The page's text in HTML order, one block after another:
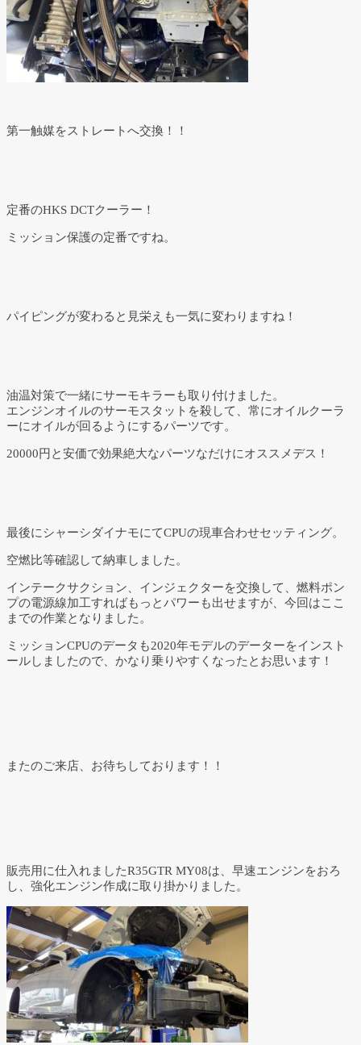
第一触媒をストレートへ交換！！
定番のHKS DCTクーラー！
ミッション保護の定番ですね。
パイピングが変わると見栄えも一気に変わりますね！
油温対策で一緒にサーモキラーも取り付けました。
エンジンオイルのサーモスタットを殺して、常にオイルクーラ
ーにオイルが回るようにするパーツです。
20000円と安価で効果絶大なパーツなだけにオススメデス！
最後にシャーシダイナモにてCPUの現車合わせセッティング。
空燃比等確認して納車しました。
インテークサクション、インジェクターを交換して、燃料ポン
プの電源線加工すればもっとパワーも出せますが、今回はここ
までの作業となりました。
ミッションCPUのデータも2020年モデルのデーターをインスト
ールしましたので、かなり乗りやすくなったとお思います！
またのご来店、お待ちしております！！
販売用に仕入れましたR35GTR MY08は、早速エンジンをおろ
し、強化エンジン作成に取り掛かりました。